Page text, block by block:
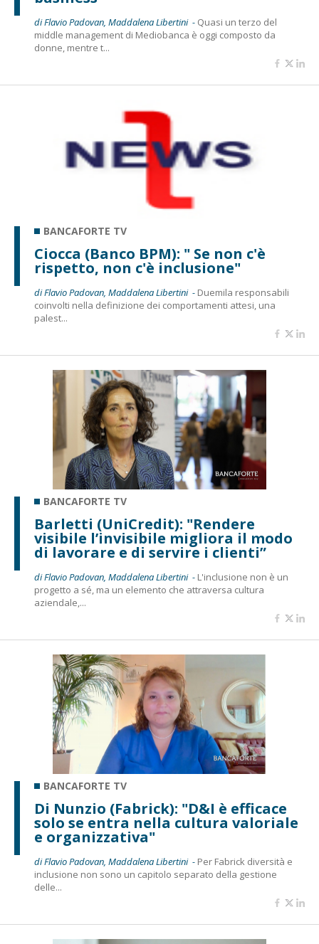
di Flavio Padovan, Maddalena Libertini - Quasi un terzo del
middle management di Mediobanca è oggi composto da
donne, mentre t...
BANCAFORTE TV
Ciocca (Banco BPM): " Se non c'è
rispetto, non c'è inclusione"
di Flavio Padovan, Maddalena Libertini - Duemila responsabili
coinvolti nella definizione dei comportamenti attesi, una
palest...
BANCAFORTE TV
Barletti (UniCredit): "Rendere
visibile l’invisibile migliora il modo
di lavorare e di servire i clienti”
di Flavio Padovan, Maddalena Libertini - L'inclusione non è un
progetto a sé, ma un elemento che attraversa cultura
aziendale,...
BANCAFORTE TV
Di Nunzio (Fabrick): "D&I è efficace
solo se entra nella cultura valoriale
e organizzativa"
di Flavio Padovan, Maddalena Libertini - Per Fabrick diversità e
inclusione non sono un capitolo separato della gestione
delle...